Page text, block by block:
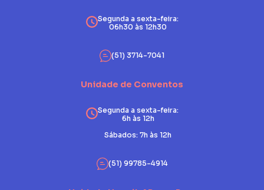
Segunda a sexta-feira:
06h30 às 12h30
(51) 3714-7041
Unidade de Conventos
Segunda a sexta-feira:
6h às 12h
Sábados: 7h às 12h
(51) 99785-4914